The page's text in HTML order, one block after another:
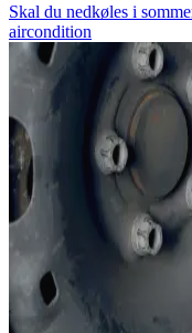
Skal du nedkøles i
aircondition